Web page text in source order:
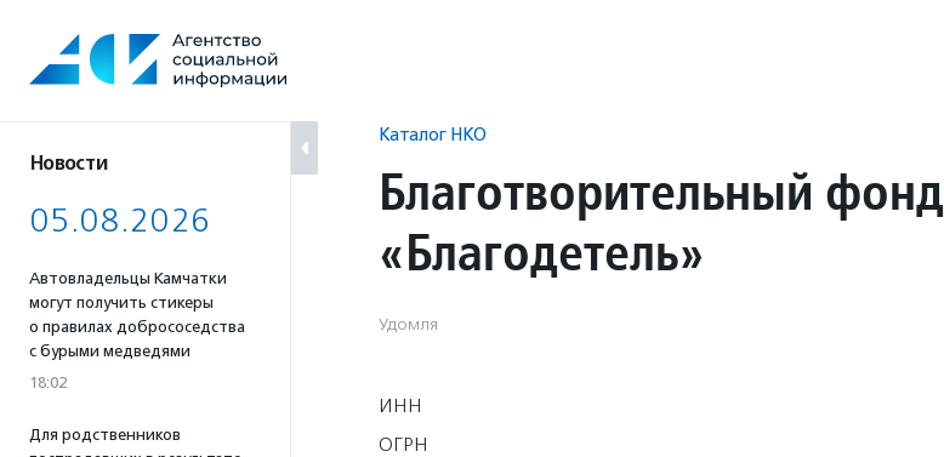
содержанию
Новости
05.08.2026
Автовладельцы Камчатки
могут получить стикеры
о правилах добрососедства
с бурыми медведями
18:02
Для родственников
Каталог НКО
Благотворительный фонд
«Благодетель»
Удомля
ИНН
ОГРН